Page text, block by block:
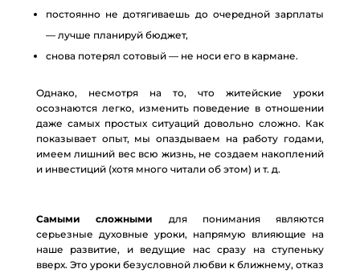
постоянно не дотягиваешь до очередной зарплаты
— лучше планируй бюджет,
снова потерял сотовый — не носи его в кармане.
Однако, несмотря на то, что житейские уроки
осознаются легко, изменить поведение в отношении
даже самых простых ситуаций довольно сложно. Как
показывает опыт, мы опаздываем на работу годами,
имеем лишний вес всю жизнь, не создаем накоплений
и инвестиций (хотя много читали об этом) и т. д.
Самыми сложными для понимания являются
серьезные духовные уроки, напрямую влияющие на
наше развитие, и ведущие нас сразу на ступеньку
вверх. Это уроки безусловной любви к ближнему, отказ